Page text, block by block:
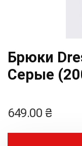
Брюки
Серые
649.00 ₴